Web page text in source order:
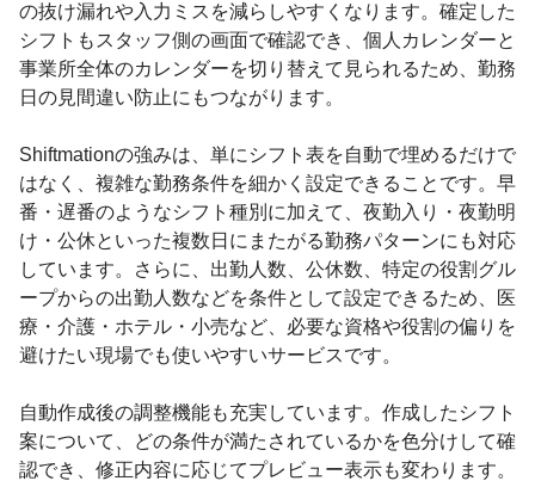
の抜け漏れや入力ミスを減らしやすくなります。確定した
シフトもスタッフ側の画面で確認でき、個人カレンダーと
事業所全体のカレンダーを切り替えて見られるため、勤務
日の見間違い防止にもつながります。
Shiftmationの強みは、単にシフト表を自動で埋めるだけで
はなく、複雑な勤務条件を細かく設定できることです。早
番・遅番のようなシフト種別に加えて、夜勤入り・夜勤明
け・公休といった複数日にまたがる勤務パターンにも対応
しています。さらに、出勤人数、公休数、特定の役割グル
ープからの出勤人数などを条件として設定できるため、医
療・介護・ホテル・小売など、必要な資格や役割の偏りを
避けたい現場でも使いやすいサービスです。
自動作成後の調整機能も充実しています。作成したシフト
案について、どの条件が満たされているかを色分けして確
認でき、修正内容に応じてプレビュー表示も変わります。